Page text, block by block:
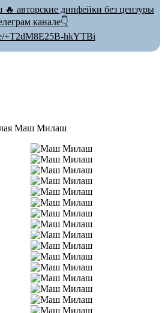
авторские дипфейки без цензуры
канале👇
+T2dM8E25B-hkYTBi
Маш Милаш